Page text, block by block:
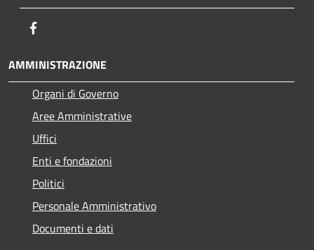
AMMINISTRAZIONE
Organi di Governo
Aree Amministrative
Uffici
Enti e fondazioni
Politici
Personale Amministrativo
Documenti e dati